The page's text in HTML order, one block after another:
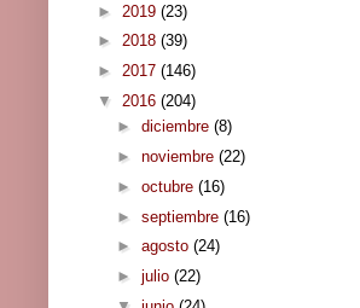
► 2019 (23)
► 2018 (39)
► 2017 (146)
▼ 2016 (204)
► diciembre (8)
► noviembre (22)
► octubre (16)
► septiembre (16)
► agosto (24)
► julio (22)